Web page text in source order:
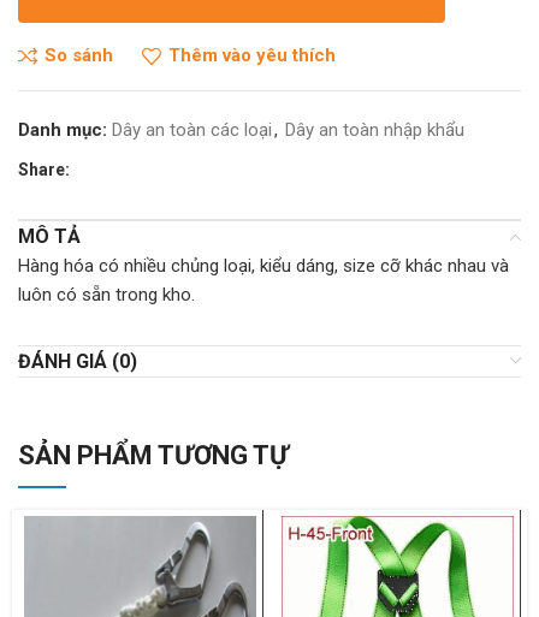
So sánh Thêm vào yêu thích
Danh mục: Dây an toàn các loại, Dây an toàn nhập khẩu
Share:
MÔ TẢ
Hàng hóa có nhiều chủng loại, kiểu dáng, size cỡ khác nhau và
luôn có sẵn trong kho.
ĐÁNH GIÁ (0)
SẢN PHẨM TƯƠNG TỰ